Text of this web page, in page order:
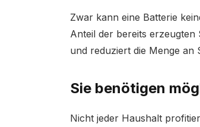
Zwar kann eine Batterie
Anteil der bereits
und reduziert die Menge an
Sie benötigen
Nicht jeder Haushalt